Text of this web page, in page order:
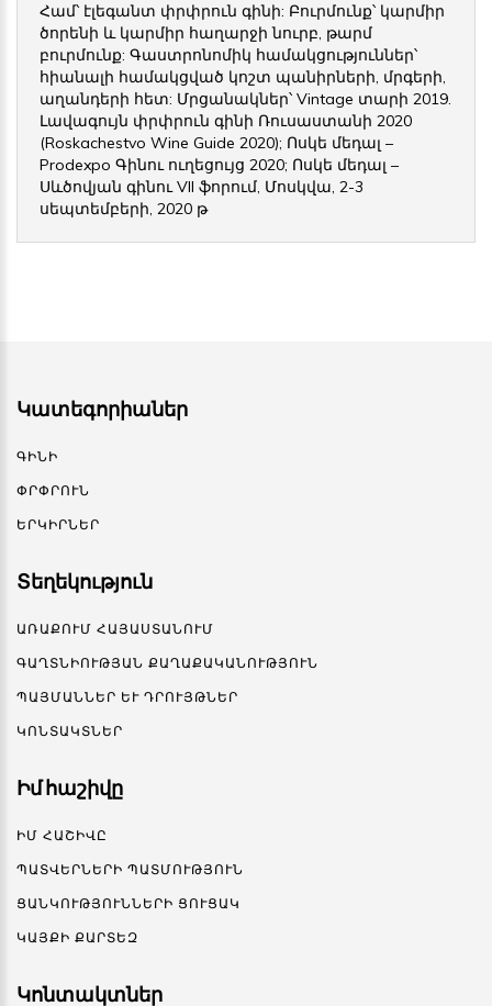
Համ՝ էլեգանտ փրփրուն գինի: Բուրմունք՝ կարմիր
ծորենի և կարմիր հաղարջի նուրբ, թարմ
բուրմունք: Գաստրոնոմիկ համակցություններ՝
հիանալի համակցված կոշտ պանիրների, մրգերի,
աղանդերի հետ: Մրցանակներ՝ Vintage տարի 2019.
Լավագույն փրփրուն գինի Ռուսաստանի 2020
(Roskachestvo Wine Guide 2020); Ոսկե մեդալ –
Prodexpo Գինու ուղեցույց 2020; Ոսկե մեդալ –
Սևծովյան գինու VII ֆորում, Մոսկվա, 2-3
սեպտեմբերի, 2020 թ
Կատեգորիաներ
ԳԻՆԻ
ՓՐՓՐՈՒՆ
ԵՐԿԻՐՆԵՐ
Տեղեկություն
ԱՌԱՔՈՒՄ ՀԱՅԱՍՏԱՆՈՒՄ
ԳԱՂՏՆԻՈՒԹՅԱՆ ՔԱՂԱՔԱԿԱՆՈՒԹՅՈՒՆ
ՊԱՅՄԱՆՆԵՐ ԵՒ ԴՐՈՒՅԹՆԵՐ
ԿՈՆՏԱԿՏՆԵՐ
Իմ հաշիվը
ԻՄ ՀԱՇԻՎԸ
ՊԱՏՎԵՐՆԵՐԻ ՊԱՏՄՈՒԹՅՈՒՆ
ՑԱՆԿՈՒԹՅՈՒՆՆԵՐԻ ՑՈՒՑԱԿ
ԿԱՅՔԻ ՔԱՐՏԵԶ
Կոնտակտներ